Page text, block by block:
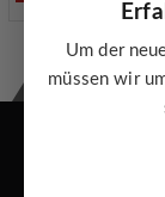
Um der
müssen wir
Atmos